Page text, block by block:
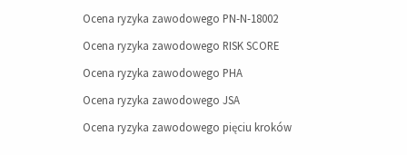
Ocena ryzyka zawodowego PN-N-18002
Ocena ryzyka zawodowego RISK SCORE
Ocena ryzyka zawodowego PHA
Ocena ryzyka zawodowego JSA
Ocena ryzyka zawodowego pięciu kroków